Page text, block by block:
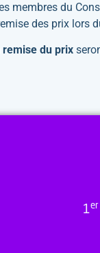
membres du
des prix lors
remise du prix
1er